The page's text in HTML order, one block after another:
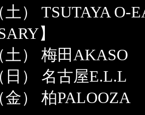
土） TSUTAYA
】
土） 梅田AKASO
日） 名古屋E.L.L
金） 柏